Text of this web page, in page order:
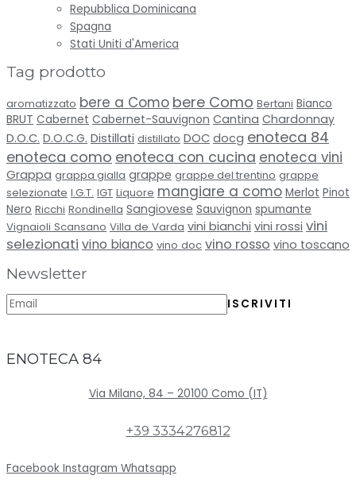
Repubblica Dominicana
Spagna
Stati Uniti d'America
Tag prodotto
aromatizzato bere a Como bere Como Bertani Bianco
BRUT Cabernet Cabernet-Sauvignon Cantina Chardonnay
D.O.C. D.O.C.G. Distillati distillato DOC docg enoteca 84
enoteca como enoteca con cucina enoteca vini
Grappa grappa gialla grappe grappe del trentino grappe
selezionate I.G.T. IGT Liquore mangiare a como Merlot Pinot
Nero Ricchi Rondinella Sangiovese Sauvignon spumante
Vignaioli Scansano Villa de Varda vini bianchi vini rossi vini
selezionati vino bianco vino doc vino rosso vino toscano
Newsletter
ENOTECA 84
Via Milano, 84 – 20100 Como (IT)
+39 3334276812
Facebook Instagram Whatsapp